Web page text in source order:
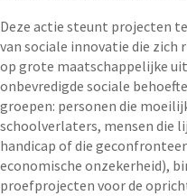
Deze actie steunt projecten
van sociale innovatie die zich
op grote maatschappelijke
onbevredigde sociale
groepen: personen die
schoolverlaters, mensen die
handicap of die
economische onzekerheid),
proefprojecten voor de